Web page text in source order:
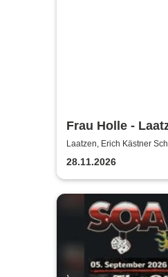
Frau Holle -
Laatzen, Erich Kästner
28.11.2026